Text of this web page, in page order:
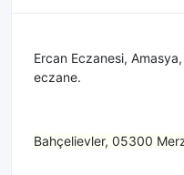
Ercan Eczanesi,
eczane.
Bahçelievler, 05300